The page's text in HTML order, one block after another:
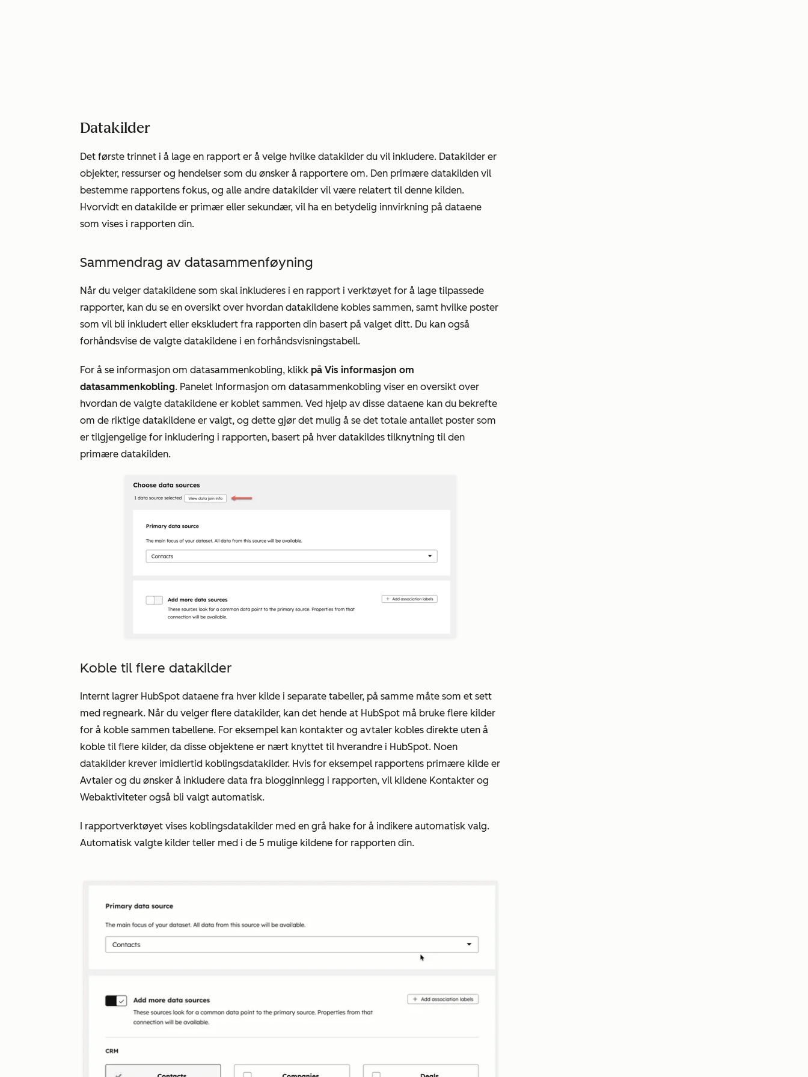
Datakilder
Det første trinnet i å lage en rapport er å velge hvilke datakilder du vil inkludere. Datakilder er
objekter, ressurser og hendelser som du ønsker å rapportere om. Den primære datakilden vil
bestemme rapportens fokus, og alle andre datakilder vil være relatert til denne kilden.
Hvorvidt en datakilde er primær eller sekundær, vil ha en betydelig innvirkning på dataene
som vises i rapporten din.
Sammendrag av datasammenføyning
Når du velger datakildene som skal inkluderes i en rapport i verktøyet for å lage tilpassede
rapporter, kan du se en oversikt over hvordan datakildene kobles sammen, samt hvilke poster
som vil bli inkludert eller ekskludert fra rapporten din basert på valget ditt. Du kan også
forhåndsvise de valgte datakildene i en forhåndsvisningstabell.
For å se informasjon om datasammenkobling, klikk på Vis informasjon om
datasammenkobling. Panelet Informasjon om datasammenkobling viser en oversikt over
hvordan de valgte datakildene er koblet sammen. Ved hjelp av disse dataene kan du bekrefte
om de riktige datakildene er valgt, og dette gjør det mulig å se det totale antallet poster som
er tilgjengelige for inkludering i rapporten, basert på hver datakildes tilknytning til den
primære datakilden.
Koble til flere datakilder
Internt lagrer HubSpot dataene fra hver kilde i separate tabeller, på samme måte som et sett
med regneark. Når du velger flere datakilder, kan det hende at HubSpot må bruke flere kilder
for å koble sammen tabellene. For eksempel kan kontakter og avtaler kobles direkte uten å
koble til flere kilder, da disse objektene er nært knyttet til hverandre i HubSpot. Noen
datakilder krever imidlertid koblingsdatakilder. Hvis for eksempel rapportens primære kilde er
Avtaler og du ønsker å inkludere data fra blogginnlegg i rapporten, vil kildene Kontakter og
Webaktiviteter også bli valgt automatisk.
I rapportverktøyet vises koblingsdatakilder med en grå hake for å indikere automatisk valg.
Automatisk valgte kilder teller med i de 5 mulige kildene for rapporten din.